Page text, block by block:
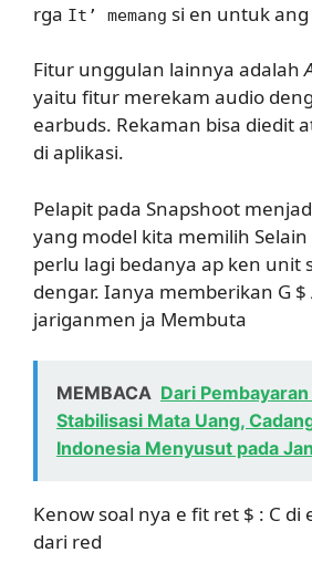
rga It’ memang si en untuk
Fitur unggulan lainnya adalah
yaitu fitur merekam audio
earbuds. Rekaman bisa diedit
di aplikasi.
Pelapit pada Snapshoot
yang model kita memilih
perlu lagi bedanya ap ken unit
dengar. Ianya memberikan G
jariganmen ja Membuta
MEMBACA Dari
Stabilisasi Mata Uang,
Indonesia Menyusut pada
Kenow soal nya e fit ret $ : C di
dari red